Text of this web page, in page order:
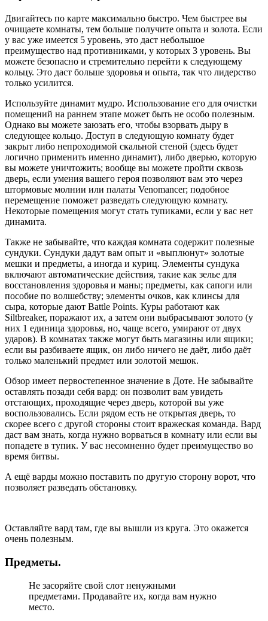
Двигайтесь по карте максимально быстро. Чем быстрее вы
очищаете комнаты, тем больше получите опыта и золота. Если
у вас уже имеется 5 уровень, это даст небольшое
преимущество над противниками, у которых 3 уровень. Вы
можете безопасно и стремительно перейти к следующему
кольцу. Это даст больше здоровья и опыта, так что лидерство
только усилится.
Используйте динамит мудро. Использование его для очистки
помещений на раннем этапе может быть не особо полезным.
Однако вы можете заюзать его, чтобы взорвать дыру в
следующее кольцо. Доступ в следующую комнату будет
закрыт либо непроходимой скальной стеной (здесь будет
логично применить именно динамит), либо дверью, которую
вы можете уничтожить; вообще вы можете пройти сквозь
дверь, если умения вашего героя позволяют вам это через
штормовые молнии или палаты Venomancer; подобное
перемещение поможет разведать следующую комнату.
Некоторые помещения могут стать тупиками, если у вас нет
динамита.
Также не забывайте, что каждая комната содержит полезные
сундуки. Сундуки дадут вам опыт и «выплюнут» золотые
мешки и предметы, а иногда и куриц. Элементы сундука
включают автоматические действия, такие как зелье для
восстановления здоровья и маны; предметы, как сапоги или
пособие по волшебству; элементы очков, как клинсы для
сыра, которые дают Battle Points. Куры работают как
Siltbreaker, поражают их, а затем они выбрасывают золото (у
них 1 единица здоровья, но, чаще всего, умирают от двух
ударов). В комнатах также могут быть магазины или ящики;
если вы разбиваете ящик, он либо ничего не даёт, либо даёт
только маленький предмет или золотой мешок.
Обзор имеет первостепенное значение в Доте. Не забывайте
оставлять позади себя вард: он позволит вам увидеть
отстающих, проходящие через дверь, которой вы уже
воспользовались. Если рядом есть не открытая дверь, то
скорее всего с другой стороны стоит вражеская команда. Вард
даст вам знать, когда нужно ворваться в комнату или если вы
попадете в тупик. У вас несомненно будет преимущество во
время битвы.
А ещё варды можно поставить по другую сторону ворот, что
позволяет разведать обстановку.
Оставляйте вард там, где вы вышли из круга. Это окажется
очень полезным.
Предметы.
Не засоряйте свой слот ненужными
предметами. Продавайте их, когда вам нужно
место.